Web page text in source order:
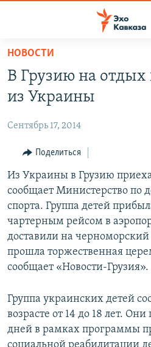
Вернуться
основному
содержанию
навигации
Вернутся
поиску
ТБИЛИСИ
СУХУМИ
ЦХИНВАЛИ
ВЕСЬ КАВКАЗ
СЕВЕРНЫЙ КАВКАЗ
АРМЕНИЯ
АЗЕРБАЙДЖАН
ТЕМЫ
ПОЛИТИКА
ЭКОНОМИКА
ОБЩЕСТВО
КУЛЬТУРА
РУБРИКИ
НЕКРУГЛЫЙ СТОЛ
ГОСТЬ НЕДЕЛИ
ПОЗИЦИЯ
ГОЛОСА
ЧИТАЕМ ПРЕССУ
МУЛЬТИМЕДИА
ВИДЕО
ФОТО
АУДИО
ПОДКАСТЫ
ПРИСОЕДИНЯЙТЕСЬ!
Все сайты РСЕ/РС
НОВОСТИ
В Грузию на
из Украины
Сентябрь 17, 2014
Поделиться
Из Украины в Грузию
сообщает Министерство по
спорта. Группа детей
чартерным рейсом в
доставили на
прошла торжественная
сообщает «Новости-Грузия».
Группа украинских детей
возрасте от 14 до 18 лет. Они
дней в рамках программы